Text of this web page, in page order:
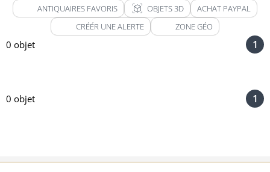
ANTIQUAIRES FAVORIS view_in_ar OBJETS 3D
ACHAT PAYPAL
CRÉÉR UNE ALERTE
ZONE GÉO
0 objet 1
0 objet 1